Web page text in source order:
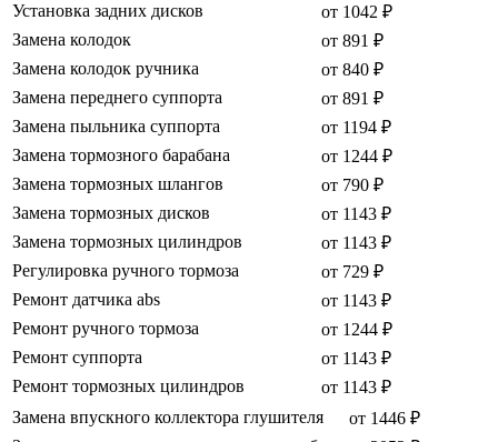
Установка задних дисков
от 1042 ₽
Замена колодок
от 891 ₽
Замена колодок ручника
от 840 ₽
Замена переднего суппорта
от 891 ₽
Замена пыльника суппорта
от 1194 ₽
Замена тормозного барабана
от 1244 ₽
Замена тормозных шлангов
от 790 ₽
Замена тормозных дисков
от 1143 ₽
Замена тормозных цилиндров
от 1143 ₽
Регулировка ручного тормоза
от 729 ₽
Ремонт датчика abs
от 1143 ₽
Ремонт ручного тормоза
от 1244 ₽
Ремонт суппорта
от 1143 ₽
Ремонт тормозных цилиндров
от 1143 ₽
Замена впускного коллектора глушителя
от 1446 ₽